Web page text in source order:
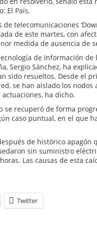
El País.
telecomunicaciones
de este martes, con
medida de ausencia de
de Información de
Sergio Sánchez, ha
sido resueltos. Desde el
se han aislado los nodos
ha dicho.
se recuperó de forma
caso puntual, en el que
de histórico apagón
sin suministro
Las causas de esta
Twitter